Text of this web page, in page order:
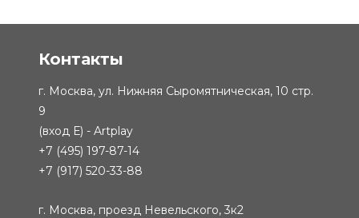
Контакты
г. Москва, ул. Нижняя Сыромятническая, 10 стр.
9
(вход Е) - Artplay
+7 (495) 197-87-14
+7 (917) 520-33-88
г. Москва, проезд Невельского, 3к2